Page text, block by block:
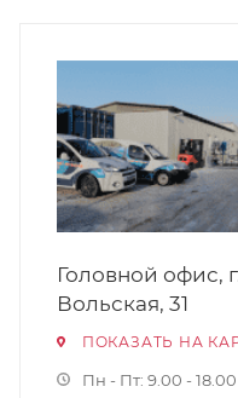
Головной офис,
Вольская, 31
ПОКАЗАТЬ НА
Пн - Пт: 9.00 - 18.00